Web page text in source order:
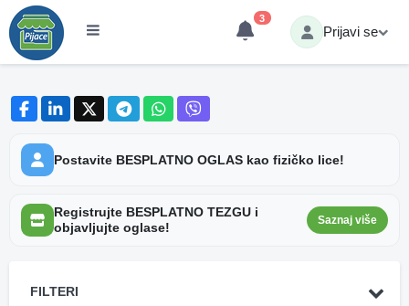
3
Prijavi se
Postavite BESPLATNO OGLAS kao fizičko lice!
Registrujte BESPLATNO TEZGU i
objavljujte oglase!
Saznaj više
FILTERI